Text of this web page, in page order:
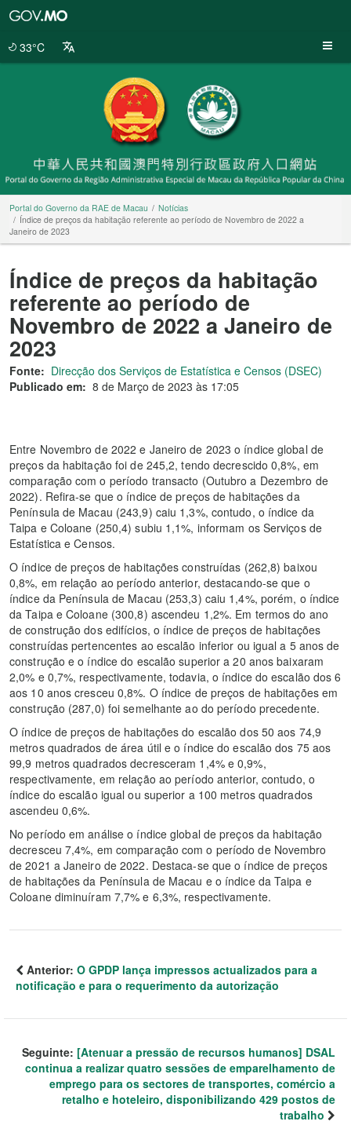
33°C
Portal do Governo da RAE de Macau
Notícias
Índice de preços da habitação referente ao período de Novembro de 2022 a
Janeiro de 2023
Índice de preços da habitação
referente ao período de
Novembro de 2022 a Janeiro de
2023
Fonte: Direcção dos Serviços de Estatística e Censos (DSEC)
Publicado em: 8 de Março de 2023 às 17:05
Entre Novembro de 2022 e Janeiro de 2023 o índice global de
preços da habitação foi de 245,2, tendo decrescido 0,8%, em
comparação com o período transacto (Outubro a Dezembro de
2022). Refira-se que o índice de preços de habitações da
Península de Macau (243,9) caiu 1,3%, contudo, o índice da
Taipa e Coloane (250,4) subiu 1,1%, informam os Serviços de
Estatística e Censos.
O índice de preços de habitações construídas (262,8) baixou
0,8%, em relação ao período anterior, destacando-se que o
índice da Península de Macau (253,3) caiu 1,4%, porém, o índice
da Taipa e Coloane (300,8) ascendeu 1,2%. Em termos do ano
de construção dos edifícios, o índice de preços de habitações
construídas pertencentes ao escalão inferior ou igual a 5 anos de
construção e o índice do escalão superior a 20 anos baixaram
2,0% e 0,7%, respectivamente, todavia, o índice do escalão dos 6
aos 10 anos cresceu 0,8%. O índice de preços de habitações em
construção (287,0) foi semelhante ao do período precedente.
O índice de preços de habitações do escalão dos 50 aos 74,9
metros quadrados de área útil e o índice do escalão dos 75 aos
99,9 metros quadrados decresceram 1,4% e 0,9%,
respectivamente, em relação ao período anterior, contudo, o
índice do escalão igual ou superior a 100 metros quadrados
ascendeu 0,6%.
No período em análise o índice global de preços da habitação
decresceu 7,4%, em comparação com o período de Novembro
de 2021 a Janeiro de 2022. Destaca-se que o índice de preços
de habitações da Península de Macau e o índice da Taipa e
Coloane diminuíram 7,7% e 6,3%, respectivamente.
Anterior: O GPDP lança impressos actualizados para a
notificação e para o requerimento da autorização
Seguinte: [Atenuar a pressão de recursos humanos] DSAL
continua a realizar quatro sessões de emparelhamento de
emprego para os sectores de transportes, comércio a
retalho e hoteleiro, disponibilizando 429 postos de
trabalho